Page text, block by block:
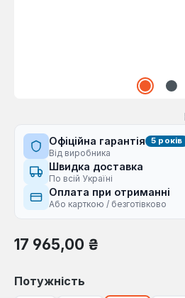
Офіційна гарантія 5 років
Від виробника
Швидка доставка
По всій Україні
Оплата при отриманні
Або карткою / безготівково
Звичайна ціна:
17 965,00 ₴
Виберіть
Потужність